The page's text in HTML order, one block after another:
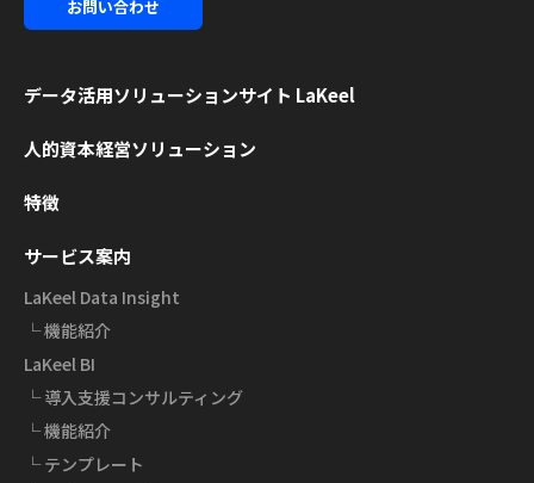
お問い合わせ
データ活用ソリューションサイト LaKeel
人的資本経営ソリューション
特徴
サービス案内
LaKeel Data Insight
└ 機能紹介
LaKeel BI
└ 導入支援コンサルティング
└ 機能紹介
└ テンプレート